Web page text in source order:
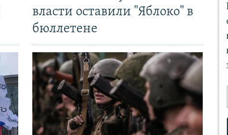
власти оставили "Яблоко" в
бюллетене